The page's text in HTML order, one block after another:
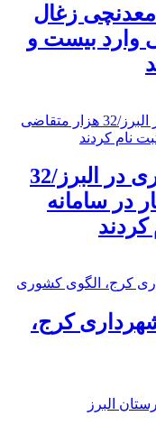
کشته شدن ۲۰ معدنچی زغال
وارد بیست و
کاهش نرخ بیکاری در البرز/32
در سامانه
کردند
کرج،